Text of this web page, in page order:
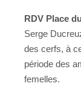
RDV Place
Serge
des cerfs, à
période des
femelles.